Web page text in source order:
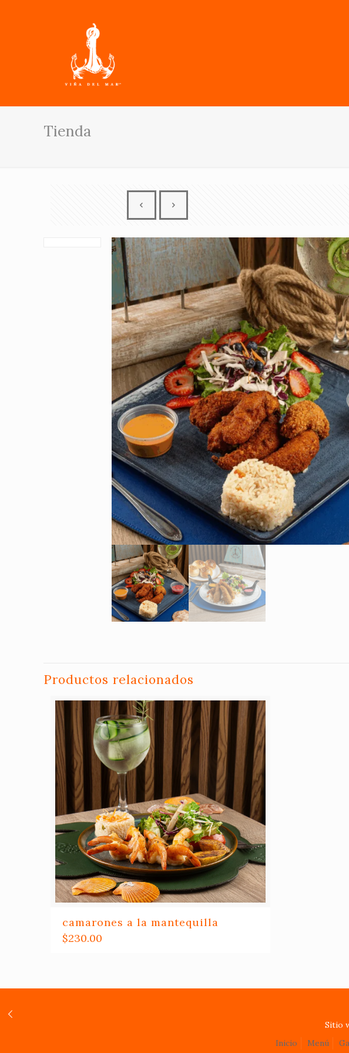
Tienda
Productos relacionados
camarones a la mantequilla
$230.00
Sitio
Inicio
Menú